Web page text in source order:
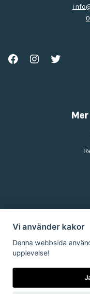
Vi använder kakor
Denna webbsida
upplevelse!